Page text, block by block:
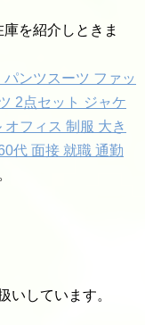
を紹介しときま
ンツスーツ ファッ
2点セット ジャケ
フィス 制服 大き
代 面接 就職 通勤
いしています。